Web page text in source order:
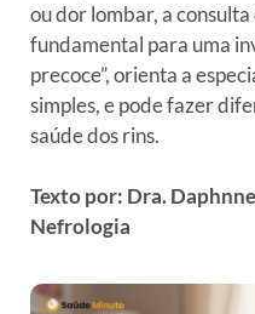
ou dor lombar, a
fundamental para uma
precoce”, orienta a
simples, e pode fazer
saúde dos rins.
Texto por: Dra.
Nefrologia